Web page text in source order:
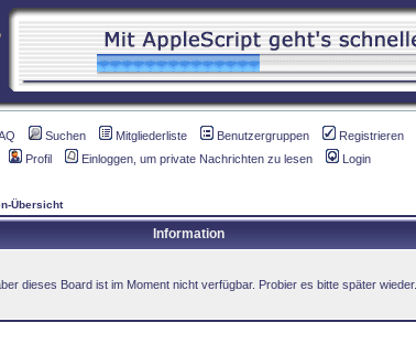
Suchen Mitgliederliste Benutzergruppen
Registrieren
Profil
Einloggen, um private Nachrichten zu lesen Login
Übersicht
Information
dieses Board ist im Moment nicht verfügbar. Probier es bitte später wieder.